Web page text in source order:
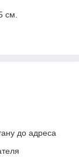
см.
до адреса